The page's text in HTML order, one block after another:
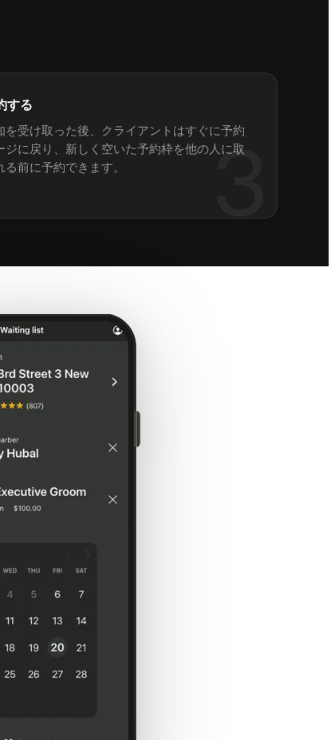
3
する
を受け取った後、クライアントはすぐに予約
ジに戻り、新しく空いた予約枠を他の人に取
る前に予約できます。